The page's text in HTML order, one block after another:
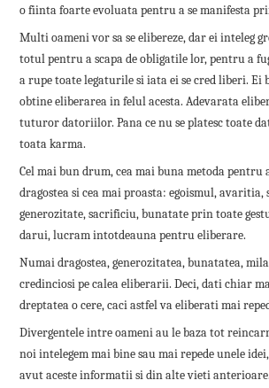
o fiinta foarte evoluata pentru a se manifesta
Multi oameni vor sa se elibereze, dar ei inteleg
totul pentru a scapa de obligatile lor, pentru a
a rupe toate legaturile si iata ei se cred liberi. Ei
obtine eliberarea in felul acesta. Adevarata
tuturor datoriilor. Pana ce nu se platesc toate
toata karma.
Cel mai bun drum, cea mai buna metoda pentru
dragostea si cea mai proasta: egoismul, avaritia,
generozitate, sacrificiu, bunatate prin toate
darui, lucram intotdeauna pentru eliberare.
Numai dragostea, generozitatea, bunatatea,
credinciosi pe calea eliberarii. Deci, dati chiar
dreptatea o cere, caci astfel va eliberati mai
Divergentele intre oameni au le baza tot
noi intelegem mai bine sau mai repede unele
avut aceste informatii si din alte vieti